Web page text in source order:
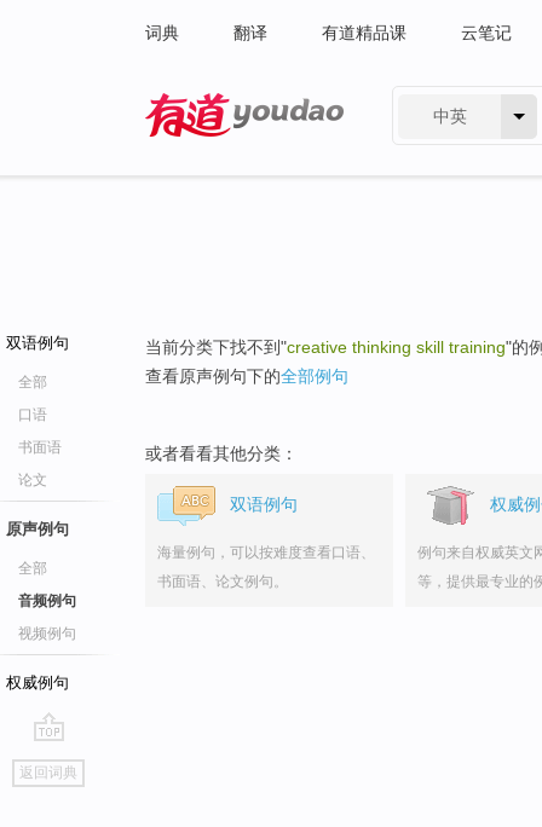
词典 翻译 有道精品课 云笔记
中英
双语例句
全部
口语
书面语
论文
原声例句
全部
音频例句
视频例句
权威例句
go
top
返回词典
当前分类下找不到"creative thinking skill training"的
查看原声例句下的全部例句
或者看看其他分类：
双语例句
海量例句，可以按难度查看口语、
书面语、论文例句。
权威
例句来自权威英文
等，提供最专业的